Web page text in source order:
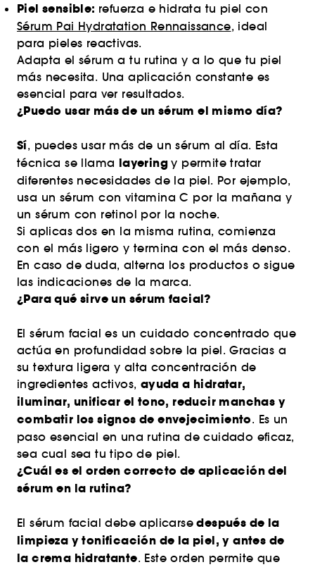
Piel sensible: refuerza e hidrata tu piel con
Sérum Pai Hydratation Rennaissance, ideal
para pieles reactivas.
Adapta el sérum a tu rutina y a lo que tu piel
más necesita. Una aplicación constante es
esencial para ver resultados.
¿Puedo usar más de un sérum el mismo día?
Sí, puedes usar más de un sérum al día. Esta
técnica se llama layeringy permite tratar
diferentes necesidades de la piel. Por ejemplo,
usa un sérum con vitamina C por la mañana y
un sérum con retinol por la noche.
Si aplicas dos en la misma rutina, comienza
con el más ligero y termina con el más denso.
En caso de duda, alterna los productos o sigue
las indicaciones de la marca.
¿Para qué sirve un sérum facial?
El sérum facial es un cuidado concentrado que
actúa en profundidad sobre la piel. Gracias a
su textura ligera y alta concentración de
ingredientes activos, ayuda a hidratar,
iluminar, unificar el tono, reducir manchas y
combatir los signos de envejecimiento. Es un
paso esencial en una rutina de cuidado eficaz,
sea cual sea tu tipo de piel.
¿Cuál es el orden correcto de aplicación del
sérum en la rutina?
El sérum facial debe aplicarse después de la
limpieza y tonificación de la piel, y antes de
la crema hidratante. Este orden permite que